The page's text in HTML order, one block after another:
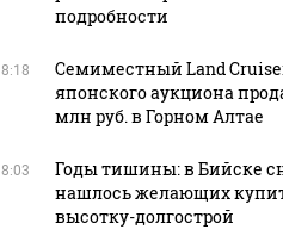
подробности
8:18
Семиместный Land
японского аукциона
млн руб. в Горном Алтае
8:03
Годы тишины: в Бийске
нашлось желающих
высотку-долгострой